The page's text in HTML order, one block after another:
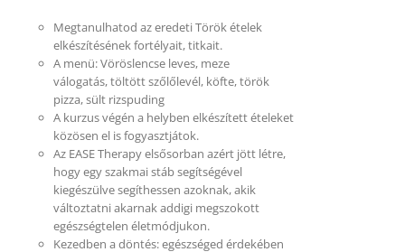
Megtanulhatod az eredeti Török ételek
elkészítésének fortélyait, titkait.
A menü: Vöröslencse leves, meze
válogatás, töltött szőlőlevél, köfte, török
pizza, sült rizspuding
A kurzus végén a helyben elkészített ételeket
közösen el is fogyasztjátok.
Az EASE Therapy elsősorban azért jött létre,
hogy egy szakmai stáb segítségével
kiegészülve segíthessen azoknak, akik
változtatni akarnak addigi megszokott
egészségtelen életmódjukon.
Kezedben a döntés: egészséged érdekében